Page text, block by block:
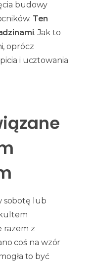
budowy
Ten
. Jak to
oprócz
i ucztowania
sobotę lub
razem z
coś na wzór
to być